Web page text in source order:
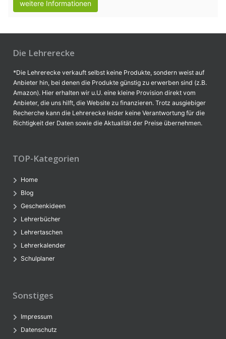
weitere Informationen
Die Lehrerecke
*Die Lehrerecke verkauft selbst keine Produkte, sondern weist auf
Anbieter hin, bei denen die Produkte günstig zu erwerben sind (z.B.
Amazon). Hier erhalten wir u.U. eine kleine Provision direkt vom
Anbieter, die uns hilft, die Website zu finanzieren. Trotz ausgiebiger
Recherche kann die Lehrerecke leider keine Verantwortung für die
Richtigkeit der Daten sowie die Aktualität der Preise übernehmen.
TOP-Kategorien
Home
Blog
Geschenkideen
Lehrerbücher
Lehrertaschen
Lehrerkalender
Schulplaner
Sonstiges
Impressum
Datenschutz